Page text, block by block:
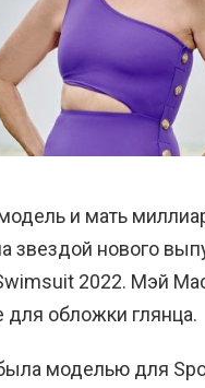
и мать
звездой нового
2022. Мэй
для обложки глянца.
моделью для